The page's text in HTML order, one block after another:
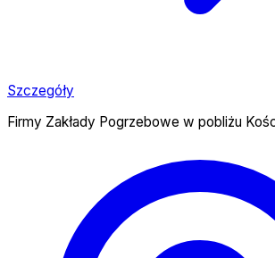
Szczegóły
Firmy Zakłady Pogrzebowe w pobliżu